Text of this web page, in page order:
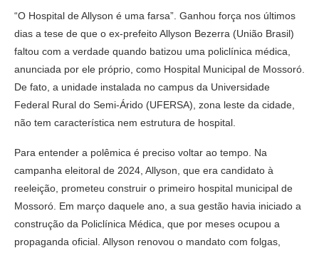
“O Hospital de Allyson é uma farsa”. Ganhou força nos últimos
dias a tese de que o ex-prefeito Allyson Bezerra (União Brasil)
faltou com a verdade quando batizou uma policlínica médica,
anunciada por ele próprio, como Hospital Municipal de Mossoró.
De fato, a unidade instalada no campus da Universidade
Federal Rural do Semi-Árido (UFERSA), zona leste da cidade,
não tem característica nem estrutura de hospital.
Para entender a polêmica é preciso voltar ao tempo. Na
campanha eleitoral de 2024, Allyson, que era candidato à
reeleição, prometeu construir o primeiro hospital municipal de
Mossoró. Em março daquele ano, a sua gestão havia iniciado a
construção da Policlínica Médica, que por meses ocupou a
propaganda oficial. Allyson renovou o mandato com folgas,